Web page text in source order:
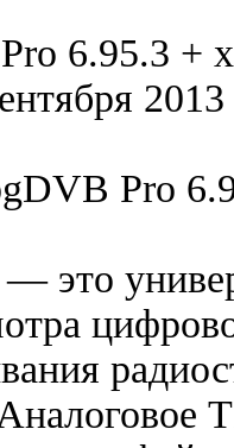
6.95.3 +
2013
— это